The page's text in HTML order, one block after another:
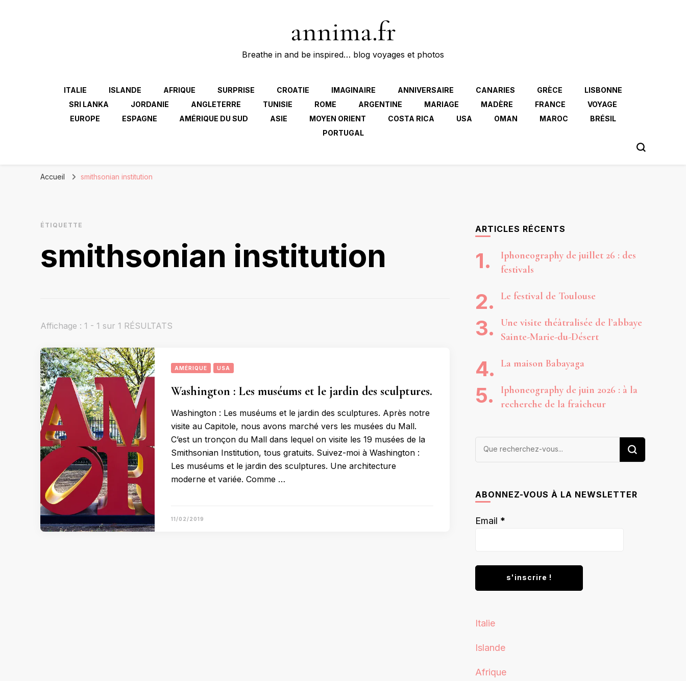
annima.fr
Breathe in and be inspired… blog voyages et photos
ITALIE ISLANDE AFRIQUE SURPRISE CROATIE IMAGINAIRE ANNIVERSAIRE CANARIES GRÈCE
LISBONNE
SRI LANKA
JORDANIE ANGLETERRE TUNISIE ROME ARGENTINE MARIAGE MADÈRE FRANCE
VOYAGE
EUROPE
ESPAGNE AMÉRIQUE DU SUD ASIE MOYEN ORIENT COSTA RICA USA OMAN MAROC
BRÉSIL
PORTUGAL
Accueil smithsonian institution
ÉTIQUETTE
smithsonian institution
Affichage : 1 - 1 sur 1 RÉSULTATS
AMÉRIQUE USA
Washington : Les muséums et le jardin des sculptures.
Washington : Les muséums et le jardin des sculptures. Après notre
visite au Capitole, nous avons marché vers les musées du Mall.
C’est un tronçon du Mall dans lequel on visite les 19 musées de la
Smithsonian Institution, tous gratuits. Suivez-moi à Washington :
Les muséums et le jardin des sculptures. Une architecture
moderne et variée. Comme …
11/02/2019
ARTICLES RÉCENTS
Iphoneography de juillet 26 : des
festivals
Le festival de Toulouse
Une visite théâtralisée de l’abbaye
Sainte-Marie-du-Désert
La maison Babayaga
Iphoneography de juin 2026 : à la
recherche de la fraîcheur
Vous
ABONNEZ-VOUS À LA NEWSLETTER
Email *
Italie
Islande
Afrique